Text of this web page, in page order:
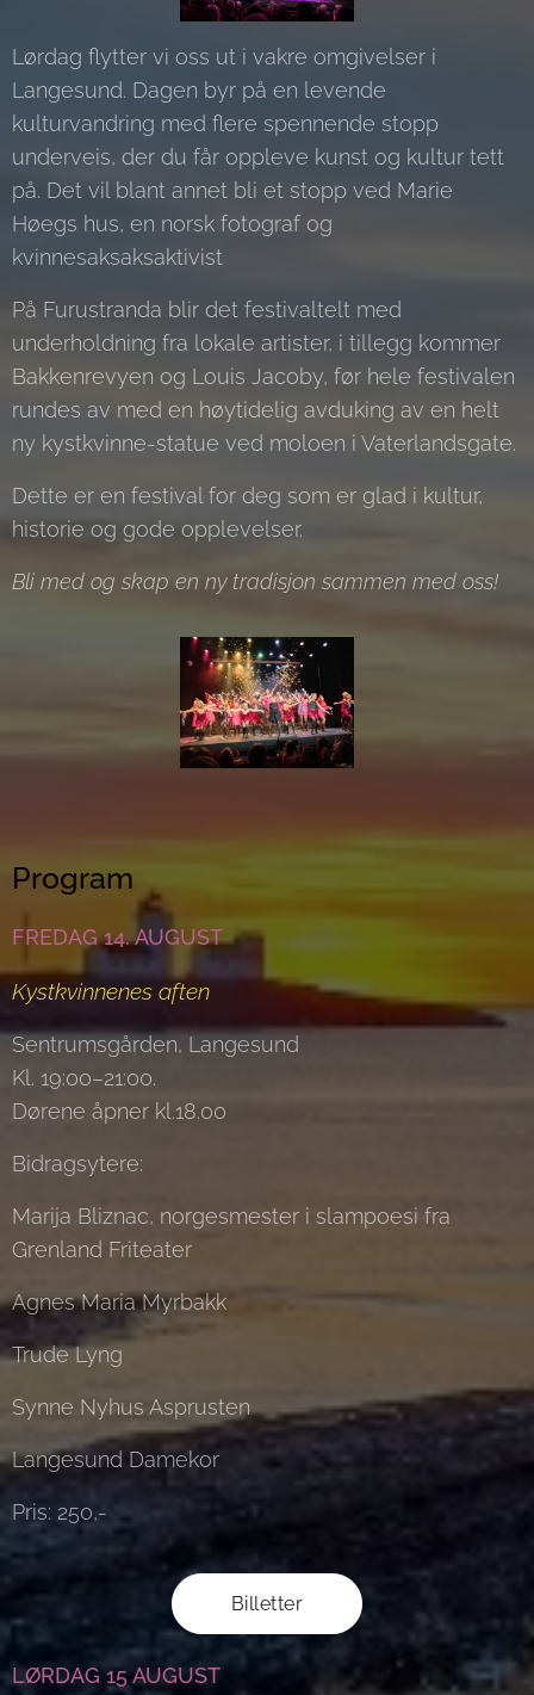
Lørdag flytter vi oss ut i vakre omgivelser i
Langesund. Dagen byr på en levende
kulturvandring med flere spennende stopp
underveis, der du får oppleve kunst og kultur tett
på. Det vil blant annet bli et stopp ved Marie
Høegs hus, en norsk fotograf og
kvinnesaksaksaktivist
På Furustranda blir det festivaltelt med
underholdning fra lokale artister, i tillegg kommer
Bakkenrevyen og Louis Jacoby, før hele festivalen
rundes av med en høytidelig avduking av en helt
ny kystkvinne-statue ved moloen i Vaterlandsgate.
Dette er en festival for deg som er glad i kultur,
historie og gode opplevelser.
Bli med og skap en ny tradisjon sammen med oss!
Program
FREDAG 14. AUGUST
Kystkvinnenes aften
Sentrumsgården, Langesund
Kl. 19:00–21:00.
Dørene åpner kl.18.00
Bidragsytere:
Marija Bliznac, norgesmester i slampoesi fra
Grenland Friteater
Agnes Maria Myrbakk
Trude Lyng
Synne Nyhus Asprusten
Langesund Damekor
Pris: 250,-
Billetter
LØRDAG 15 AUGUST